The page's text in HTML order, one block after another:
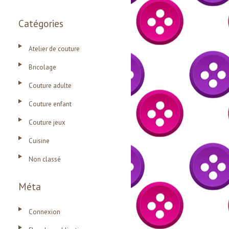
Catégories
Atelier de couture
Bricolage
Couture adulte
Couture enfant
Couture jeux
Cuisine
Non classé
Méta
Connexion